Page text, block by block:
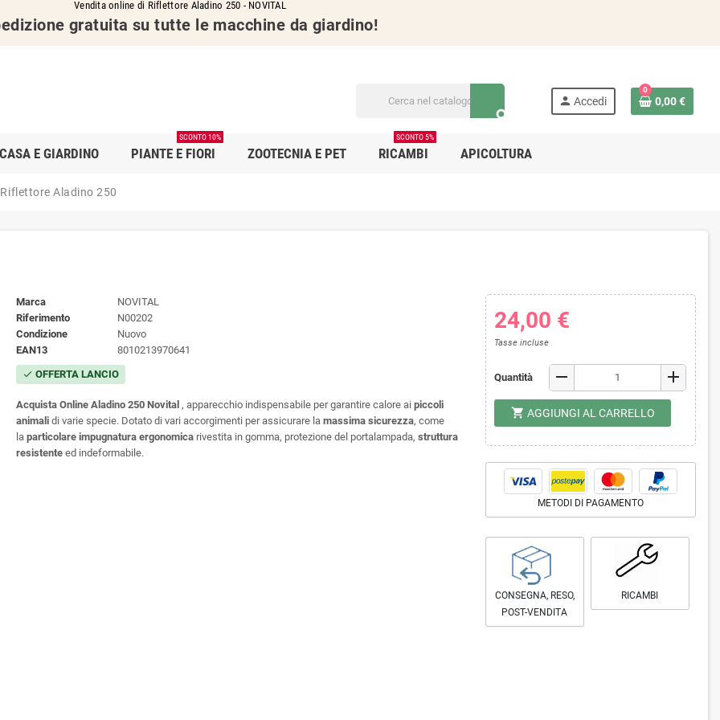
Vendita online di Riflettore Aladino 250 - NOVITAL
gratuita su tutte le macchine da giardino!
search
person Accedi
0
0,00 €
CASA E GIARDINO PIANTE E FIORI
SCONTO 10%
ZOOTECNIA E PET RICAMBI
SCONTO 5%
APICOLTURA
Riflettore Aladino 250
Marca
NOVITAL
Riferimento
N00202
Condizione
Nuovo
EAN13
8010213970641
check OFFERTA LANCIO
Acquista Online Aladino 250 Novital , apparecchio indispensabile per garantire calore ai piccoli
animali di varie specie. Dotato di vari accorgimenti per assicurare la massima sicurezza, come
la particolare impugnatura ergonomica rivestita in gomma, protezione del portalampada, struttura
resistente ed indeformabile.
24,00 €
Tasse incluse
Quantità remove add
shopping_cart AGGIUNGI AL CARRELLO
METODI DI PAGAMENTO
CONSEGNA, RESO,
POST-VENDITA
RICAMBI